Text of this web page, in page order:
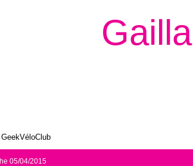
GeekVéloClub
05/04/2015